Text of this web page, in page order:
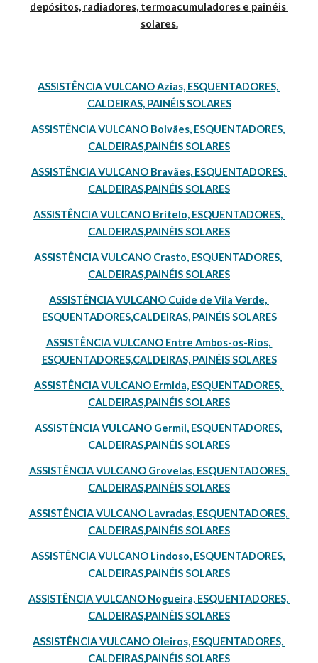
depósitos, radiadores, termoacumuladores e painéis
solares.
ASSISTÊNCIA VULCANO Azias, ESQUENTADORES,
CALDEIRAS, PAINÉIS SOLARES
ASSISTÊNCIA VULCANO Boivães, ESQUENTADORES,
CALDEIRAS,PAINÉIS SOLARES
ASSISTÊNCIA VULCANO Bravães, ESQUENTADORES,
CALDEIRAS,PAINÉIS SOLARES
ASSISTÊNCIA VULCANO Britelo, ESQUENTADORES,
CALDEIRAS,PAINÉIS SOLARES
ASSISTÊNCIA VULCANO Crasto, ESQUENTADORES,
CALDEIRAS,PAINÉIS SOLARES
ASSISTÊNCIA VULCANO Cuide de Vila Verde,
ESQUENTADORES,CALDEIRAS, PAINÉIS SOLARES
ASSISTÊNCIA VULCANO Entre Ambos-os-Rios,
ESQUENTADORES,CALDEIRAS, PAINÉIS SOLARES
ASSISTÊNCIA VULCANO Ermida, ESQUENTADORES,
CALDEIRAS,PAINÉIS SOLARES
ASSISTÊNCIA VULCANO Germil, ESQUENTADORES,
CALDEIRAS,PAINÉIS SOLARES
ASSISTÊNCIA VULCANO Grovelas, ESQUENTADORES,
CALDEIRAS,PAINÉIS SOLARES
ASSISTÊNCIA VULCANO Lavradas, ESQUENTADORES,
CALDEIRAS,PAINÉIS SOLARES
ASSISTÊNCIA VULCANO Lindoso, ESQUENTADORES,
CALDEIRAS,PAINÉIS SOLARES
ASSISTÊNCIA VULCANO Nogueira, ESQUENTADORES,
CALDEIRAS,PAINÉIS SOLARES
ASSISTÊNCIA VULCANO Oleiros, ESQUENTADORES,
CALDEIRAS,PAINÉIS SOLARES